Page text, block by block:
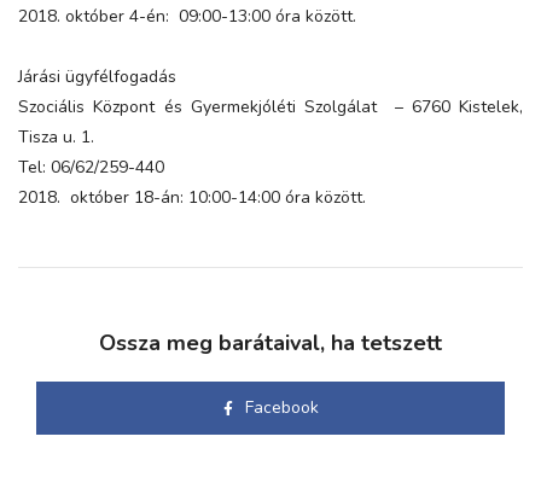
2018. október 4-én: 09:00-13:00 óra között.
Járási ügyfélfogadás
Szociális Központ és Gyermekjóléti Szolgálat – 6760 Kistelek,
Tisza u. 1.
Tel: 06/62/259-440
2018. október 18-án: 10:00-14:00 óra között.
Ossza meg barátaival, ha tetszett
Facebook